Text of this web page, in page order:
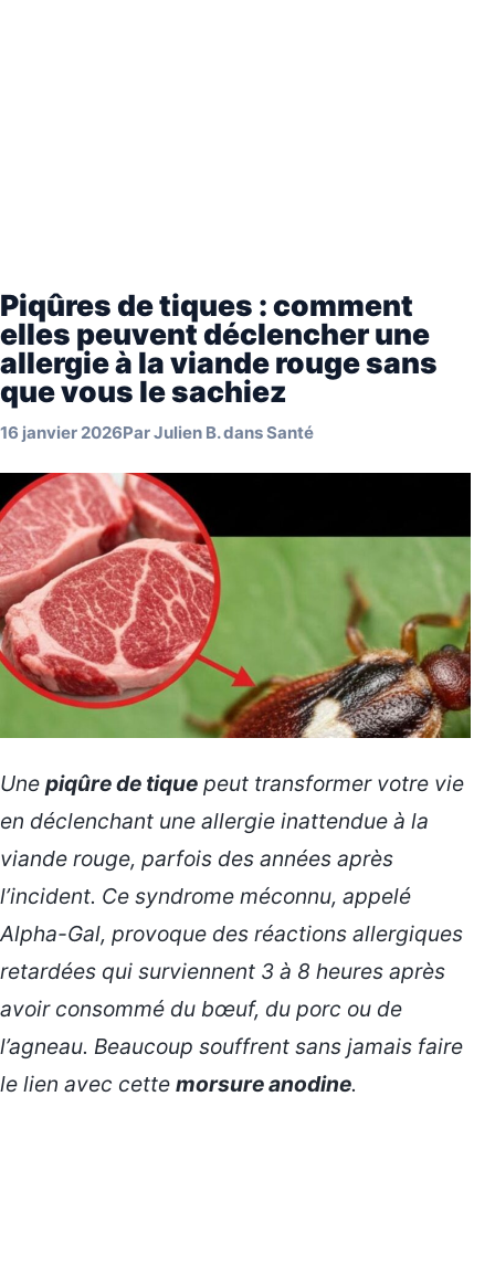
Piqûres de tiques : comment
elles peuvent déclencher une
allergie à la viande rouge sans
que vous le sachiez
16 janvier 2026ParJulien B.dansSanté
Une piqûre de tique peut transformer votre vie
en déclenchant une allergie inattendue à la
viande rouge, parfois des années après
l’incident. Ce syndrome méconnu, appelé
Alpha-Gal, provoque des réactions allergiques
retardées qui surviennent 3 à 8 heures après
avoir consommé du bœuf, du porc ou de
l’agneau. Beaucoup souffrent sans jamais faire
le lien avec cette morsure anodine.